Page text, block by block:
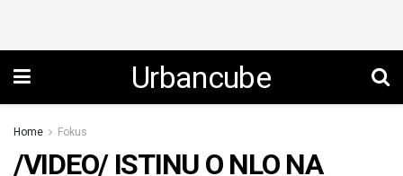
Urbancube
Home Fokus
/VIDEO/ ISTINU O NLO NA